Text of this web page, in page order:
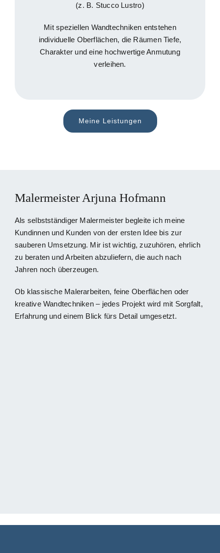
(z. B. Stucco Lustro)
Mit speziellen Wandtechniken entstehen
individuelle Oberflächen, die Räumen Tiefe,
Charakter und eine hochwertige Anmutung
verleihen.
Meine Leistungen
Malermeister Arjuna Hofmann
Als selbstständiger Malermeister begleite ich meine
Kundinnen und Kunden von der ersten Idee bis zur
sauberen Umsetzung. Mir ist wichtig, zuzuhören, ehrlich
zu beraten und Arbeiten abzuliefern, die auch nach
Jahren noch überzeugen.
Ob klassische Malerarbeiten, feine Oberflächen oder
kreative Wandtechniken – jedes Projekt wird mit Sorgfalt,
Erfahrung und einem Blick fürs Detail umgesetzt.